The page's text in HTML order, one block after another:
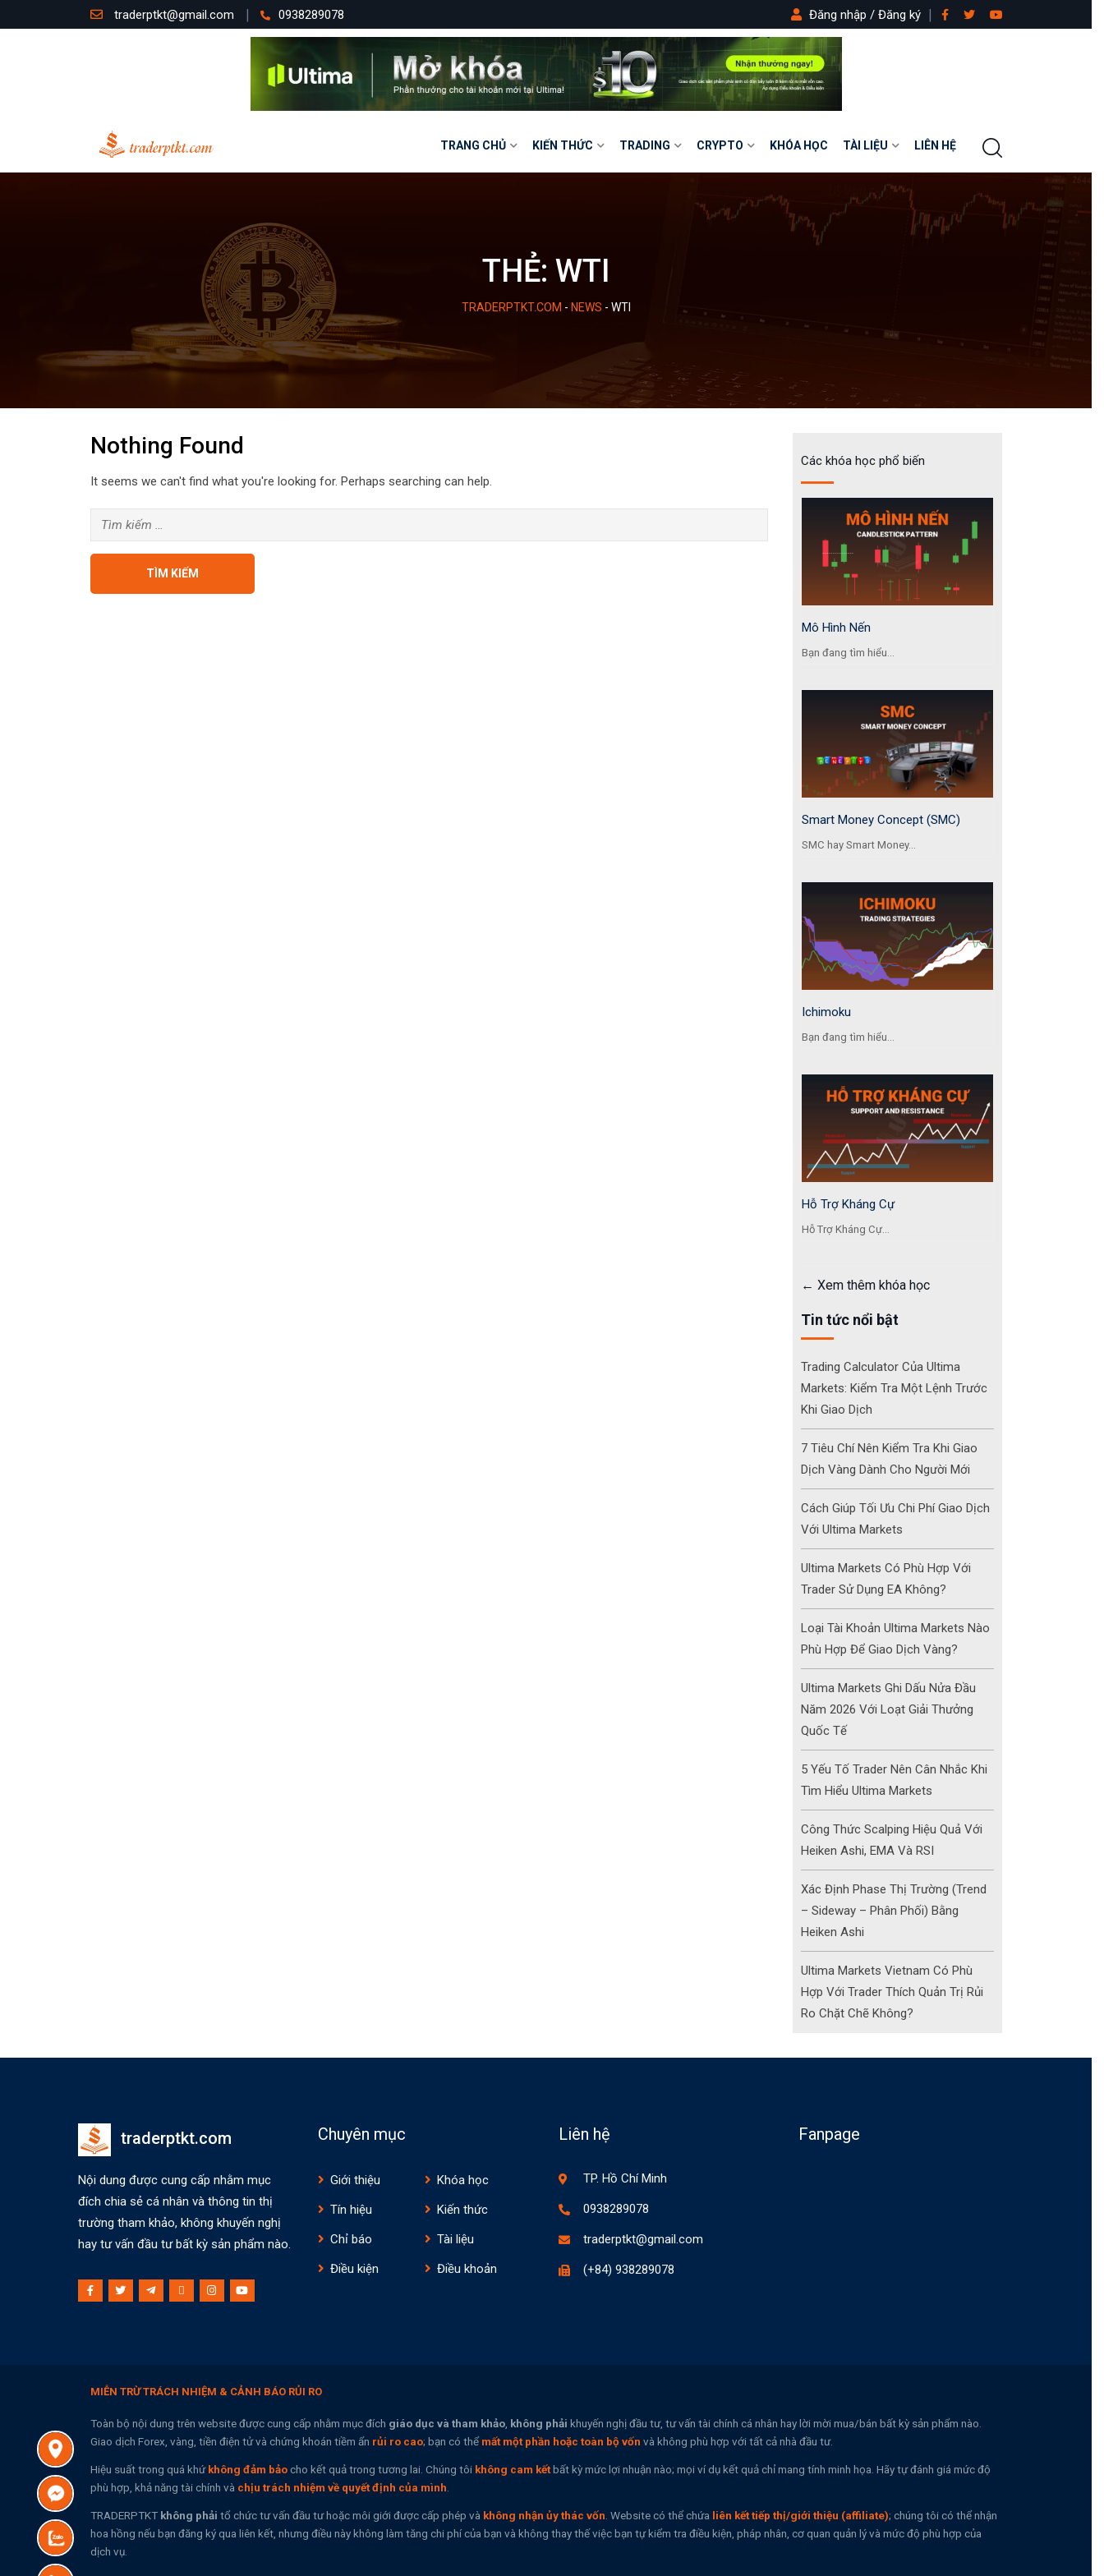
traderptkt@gmail.com 0938289078 Đăng nhập / Đăng ký
TRANG CHỦ KIẾN THỨC TRADING CRYPTO KHÓA HỌC TÀI LIỆU LIÊN HỆ
THẺ: WTI
TRADERPTKT.COM - NEWS - WTI
Nothing Found
It seems we can't find what you're looking for. Perhaps searching can help.
Các khóa học phổ biến
Mô Hình Nến
Bạn đang tìm hiểu...
Smart Money Concept (SMC)
SMC hay Smart Money...
Ichimoku
Bạn đang tìm hiểu...
Hỗ Trợ Kháng Cự
Hỗ Trợ Kháng Cự...
Xem thêm khóa học
Tin tức nổi bật
Trading Calculator Của Ultima
Markets: Kiểm Tra Một Lệnh Trước
Khi Giao Dịch
7 Tiêu Chí Nên Kiểm Tra Khi Giao
Dịch Vàng Dành Cho Người Mới
Cách Giúp Tối Ưu Chi Phí Giao Dịch
Với Ultima Markets
Ultima Markets Có Phù Hợp Với
Trader Sử Dụng EA Không?
Loại Tài Khoản Ultima Markets Nào
Phù Hợp Để Giao Dịch Vàng?
Ultima Markets Ghi Dấu Nửa Đầu
Năm 2026 Với Loạt Giải Thưởng
Quốc Tế
5 Yếu Tố Trader Nên Cân Nhắc Khi
Tìm Hiểu Ultima Markets
Công Thức Scalping Hiệu Quả Với
Heiken Ashi, EMA Và RSI
Xác Định Phase Thị Trường (Trend
– Sideway – Phân Phối) Bằng
Heiken Ashi
Ultima Markets Vietnam Có Phù
Hợp Với Trader Thích Quản Trị Rủi
Ro Chặt Chẽ Không?
traderptkt.com
Nội dung được cung cấp nhằm mục
đích chia sẻ cá nhân và thông tin thị
trường tham khảo, không khuyến nghị
hay tư vấn đầu tư bất kỳ sản phẩm nào.
Chuyên mục
Giới thiệu
Khóa học
Tín hiệu
Kiến thức
Chỉ báo
Tài liệu
Điều kiện
Điều khoản
Liên hệ
TP. Hồ Chí Minh
0938289078
traderptkt@gmail.com
(+84) 938289078
Fanpage
MIỄN TRỪ TRÁCH NHIỆM & CẢNH BÁO RỦI RO
Toàn bộ nội dung trên website được cung cấp nhằm mục đích giáo dục và tham khảo, không phải khuyến nghị đầu tư, tư vấn tài chính cá nhân hay lời mời mua/bán bất kỳ sản phẩm nào.
Giao dịch Forex, vàng, tiền điện tử và chứng khoán tiềm ẩn rủi ro cao; bạn có thể mất một phần hoặc toàn bộ vốn và không phù hợp với tất cả nhà đầu tư.
Hiệu suất trong quá khứkhông đảm bảocho kết quả trong tương lai. Chúng tôi không cam kếtbất kỳ mức lợi nhuận nào; mọi ví dụ kết quả chỉ mang tính minh họa. Hãy tự đánh giá mức độ
phù hợp, khả năng tài chính và chịu trách nhiệm về quyết định của mình
TRADERPTKT không phải tổ chức tư vấn đầu tư hoặc môi giới được cấp phép và không nhận ủy thác vốn . Website có thể chứa liên kết tiếp thị/giới thiệu (affiliate); chúng tôi có thể nhận
hoa hồng nếu bạn đăng ký qua liên kết, nhưng điều này không làm tăng chi phí của bạn và không thay thế việc bạn tự kiểm tra điều kiện, pháp nhân, cơ quan quản lý và mức độ phù hợp của
dịch vụ.